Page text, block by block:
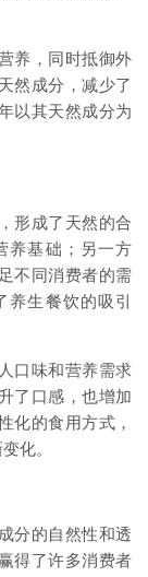
养，同时抵御外
然成分，减少了
以其天然成分为
形成了天然的合
养基础；另一方
不同消费者的需
生餐饮的吸引
口味和营养需求
了口感，也增加
化的食用方式，
化。
分的自然性和透
得了许多消费者